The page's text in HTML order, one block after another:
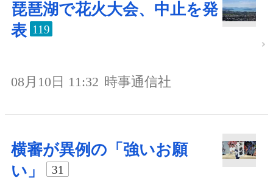
琵琶湖で花火大会、中止を発
表 119
08月10日 11:32 時事通信社
横審が異例の「強いお願
い」
31